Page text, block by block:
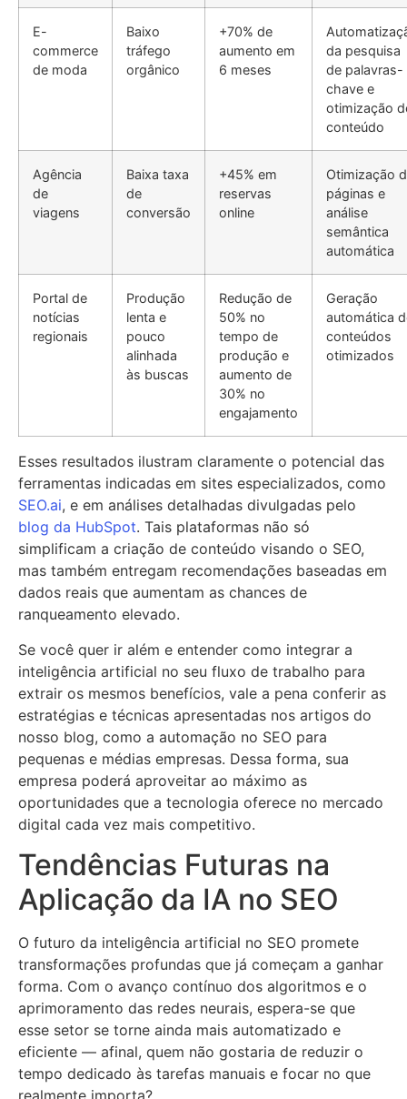
E-
commerce
de moda
Baixo
tráfego
orgânico
+70% de
aumento em
6 meses
da pesquisa
de palavras-
chave e
otimização
conteúdo
Agência
de
viagens
Baixa taxa
de
conversão
+45% em
reservas
online
Otimização
páginas e
análise
semântica
automática
Portal de
notícias
regionais
Produção
lenta e
pouco
alinhada
às buscas
Redução de
50% no
tempo de
produção e
aumento de
30% no
engajamento
Geração
automática
conteúdos
otimizados
Esses resultados ilustram claramente o potencial das
ferramentas indicadas em sites especializados, como
SEO.ai, e em análises detalhadas divulgadas pelo
blog da HubSpot. Tais plataformas não só
simplificam a criação de conteúdo visando o SEO,
mas também entregam recomendações baseadas em
dados reais que aumentam as chances de
ranqueamento elevado.
Se você quer ir além e entender como integrar a
inteligência artificial no seu fluxo de trabalho para
extrair os mesmos benefícios, vale a pena conferir as
estratégias e técnicas apresentadas nos artigos do
nosso blog, como a automação no SEO para
pequenas e médias empresas. Dessa forma, sua
empresa poderá aproveitar ao máximo as
oportunidades que a tecnologia oferece no mercado
digital cada vez mais competitivo.
Tendências Futuras na
Aplicação da IA no SEO
O futuro da inteligência artificial no SEO promete
transformações profundas que já começam a ganhar
forma. Com o avanço contínuo dos algoritmos e o
aprimoramento das redes neurais, espera-se que
esse setor se torne ainda mais automatizado e
eficiente — afinal, quem não gostaria de reduzir o
tempo dedicado às tarefas manuais e focar no que